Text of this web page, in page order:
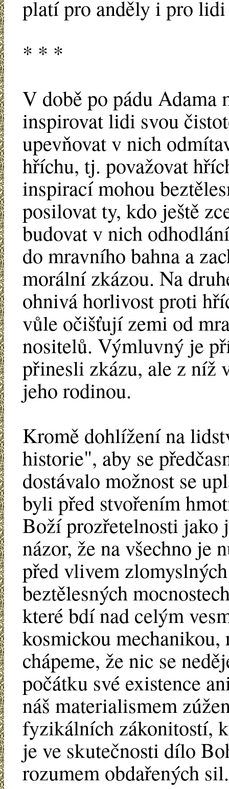
platí pro anděly i pro lidi
* * *
V době po pádu Adama
inspirovat lidi svou
upevňovat v nich
hříchu, tj. považovat
inspirací mohou
posilovat ty, kdo ještě
budovat v nich
do mravního bahna a
morální zkázou. Na
ohnivá horlivost proti
vůle očišťují zemi od
nositelů. Výmluvný je
přinesli zkázu, ale z níž
jeho rodinou.
Kromě dohlížení na
historie", aby se
dostávalo možnost se
byli před stvořením
Boží prozřetelnosti jako
názor, že na všechno je
před vlivem
beztělesných
které bdí nad celým
kosmickou
chápeme, že nic se
počátku své existence
náš materialismem
fyzikálních zákonitostí,
je ve skutečnosti dílo
rozumem obdařených sil.